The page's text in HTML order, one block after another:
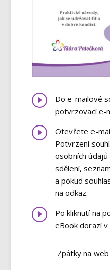
Do e-mailové
potvrzovací e-
Otevřete e-
Potvrzení
osobních údajů
sdělení,
a pokud
na odkaz.
Po kliknutí na
eBook dorazí
Zpátky na web